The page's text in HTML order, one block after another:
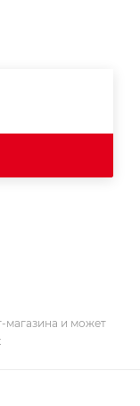
магазина и может